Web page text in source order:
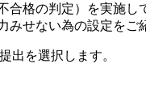
格の判定）を実施し
せない為の設定をご
出を選択します。